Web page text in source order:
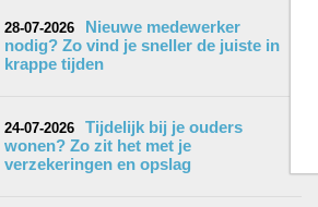
28-07-2026
Nieuwe medewerker
nodig? Zo vind je sneller de juiste in
krappe tijden
24-07-2026
Tijdelijk bij je ouders
wonen? Zo zit het met je
verzekeringen en opslag